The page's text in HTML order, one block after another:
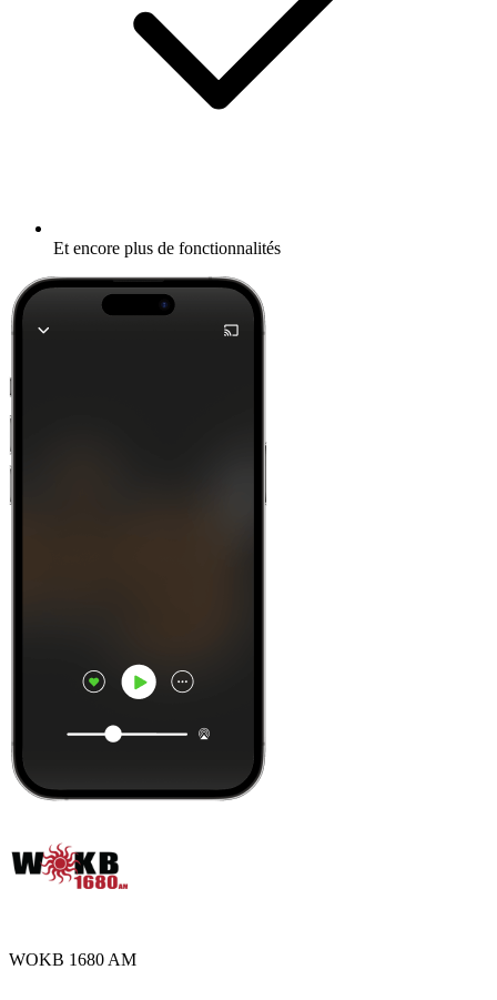
Et encore plus de fonctionnalités
WOKB 1680 AM